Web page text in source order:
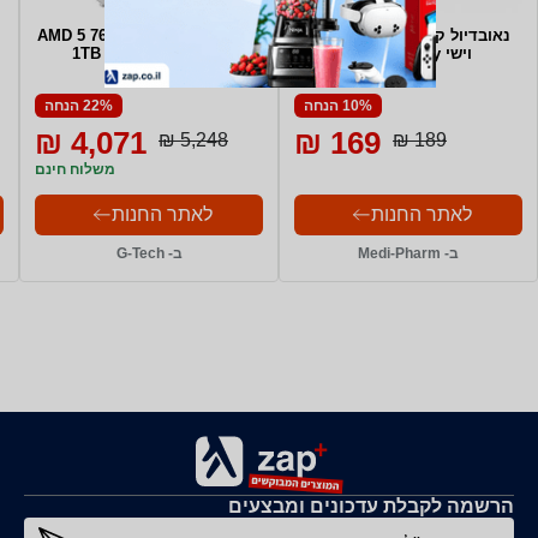
נאובדיול קרם עיניים ושפתיים
וישי Vichy במבצע
10% הנחה
189 ₪
169 ₪
לאתר החנות
ב- Medi-Pharm
AMD 5 7600+16GB DDR5+SSD
1TB + RTX 3050 8GB
22% הנחה
5,248 ₪
4,071 ₪
משלוח חינם
לאתר החנות
ב- G-Tech
הרשמה לקבלת עדכונים ומבצעים